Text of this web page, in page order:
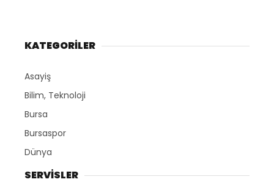
KATEGORİLER
Asayiş
Bilim, Teknoloji
Bursa
Bursaspor
Dünya
SERVİSLER